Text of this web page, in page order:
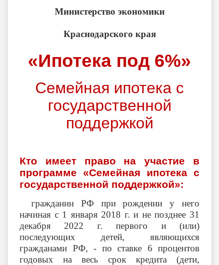
Министерство экономики
Краснодарского края
«Ипотека под 6%»
Семейная ипотека с
государственной
поддержкой
Кто имеет право на участие в
программе «Семейная ипотека с
государственной поддержкой»:
гражданин РФ при рождении у него
начиная с 1 января 2018 г. и не позднее 31
декабря 2022 г. первого и (или)
последующих детей, являющихся
гражданами РФ, - по ставке 6 процентов
годовых на весь срок кредита (дети,